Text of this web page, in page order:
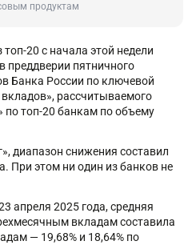
продуктам
20 с начала этой недели
преддверии пятничного
Банка России по ключевой
вкладов», рассчитываемого
по топ-20 банкам по объему
диапазон снижения составил
При этом ни один из банков не
апреля 2025 года, средняя
вкладам составила
— 19,68% и 18,64% по